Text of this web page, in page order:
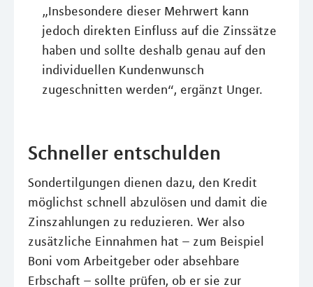
„Insbesondere dieser Mehrwert kann
jedoch direkten Einfluss auf die Zinssätze
haben und sollte deshalb genau auf den
individuellen Kundenwunsch
zugeschnitten werden“, ergänzt Unger.
Schneller entschulden
Sondertilgungen dienen dazu, den Kredit
möglichst schnell abzulösen und damit die
Zinszahlungen zu reduzieren. Wer also
zusätzliche Einnahmen hat – zum Beispiel
Boni vom Arbeitgeber oder absehbare
Erbschaft – sollte prüfen, ob er sie zur